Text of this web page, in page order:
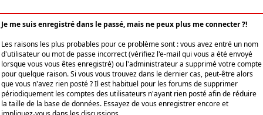
Je me suis enregistré dans le passé, mais ne peux plus me connecter ?!
Les raisons les plus probables pour ce problème sont : vous avez entré un nom
d'utilisateur ou mot de passe incorrect (vérifiez l'e-mail qui vous a été envoyé
lorsque vous vous êtes enregistré) ou l'administrateur a supprimé votre compte
pour quelque raison. Si vous vous trouvez dans le dernier cas, peut-être alors
que vous n'avez rien posté ? Il est habituel pour les forums de supprimer
périodiquement les comptes des utilisateurs n'ayant rien posté afin de réduire
la taille de la base de données. Essayez de vous enregistrer encore et